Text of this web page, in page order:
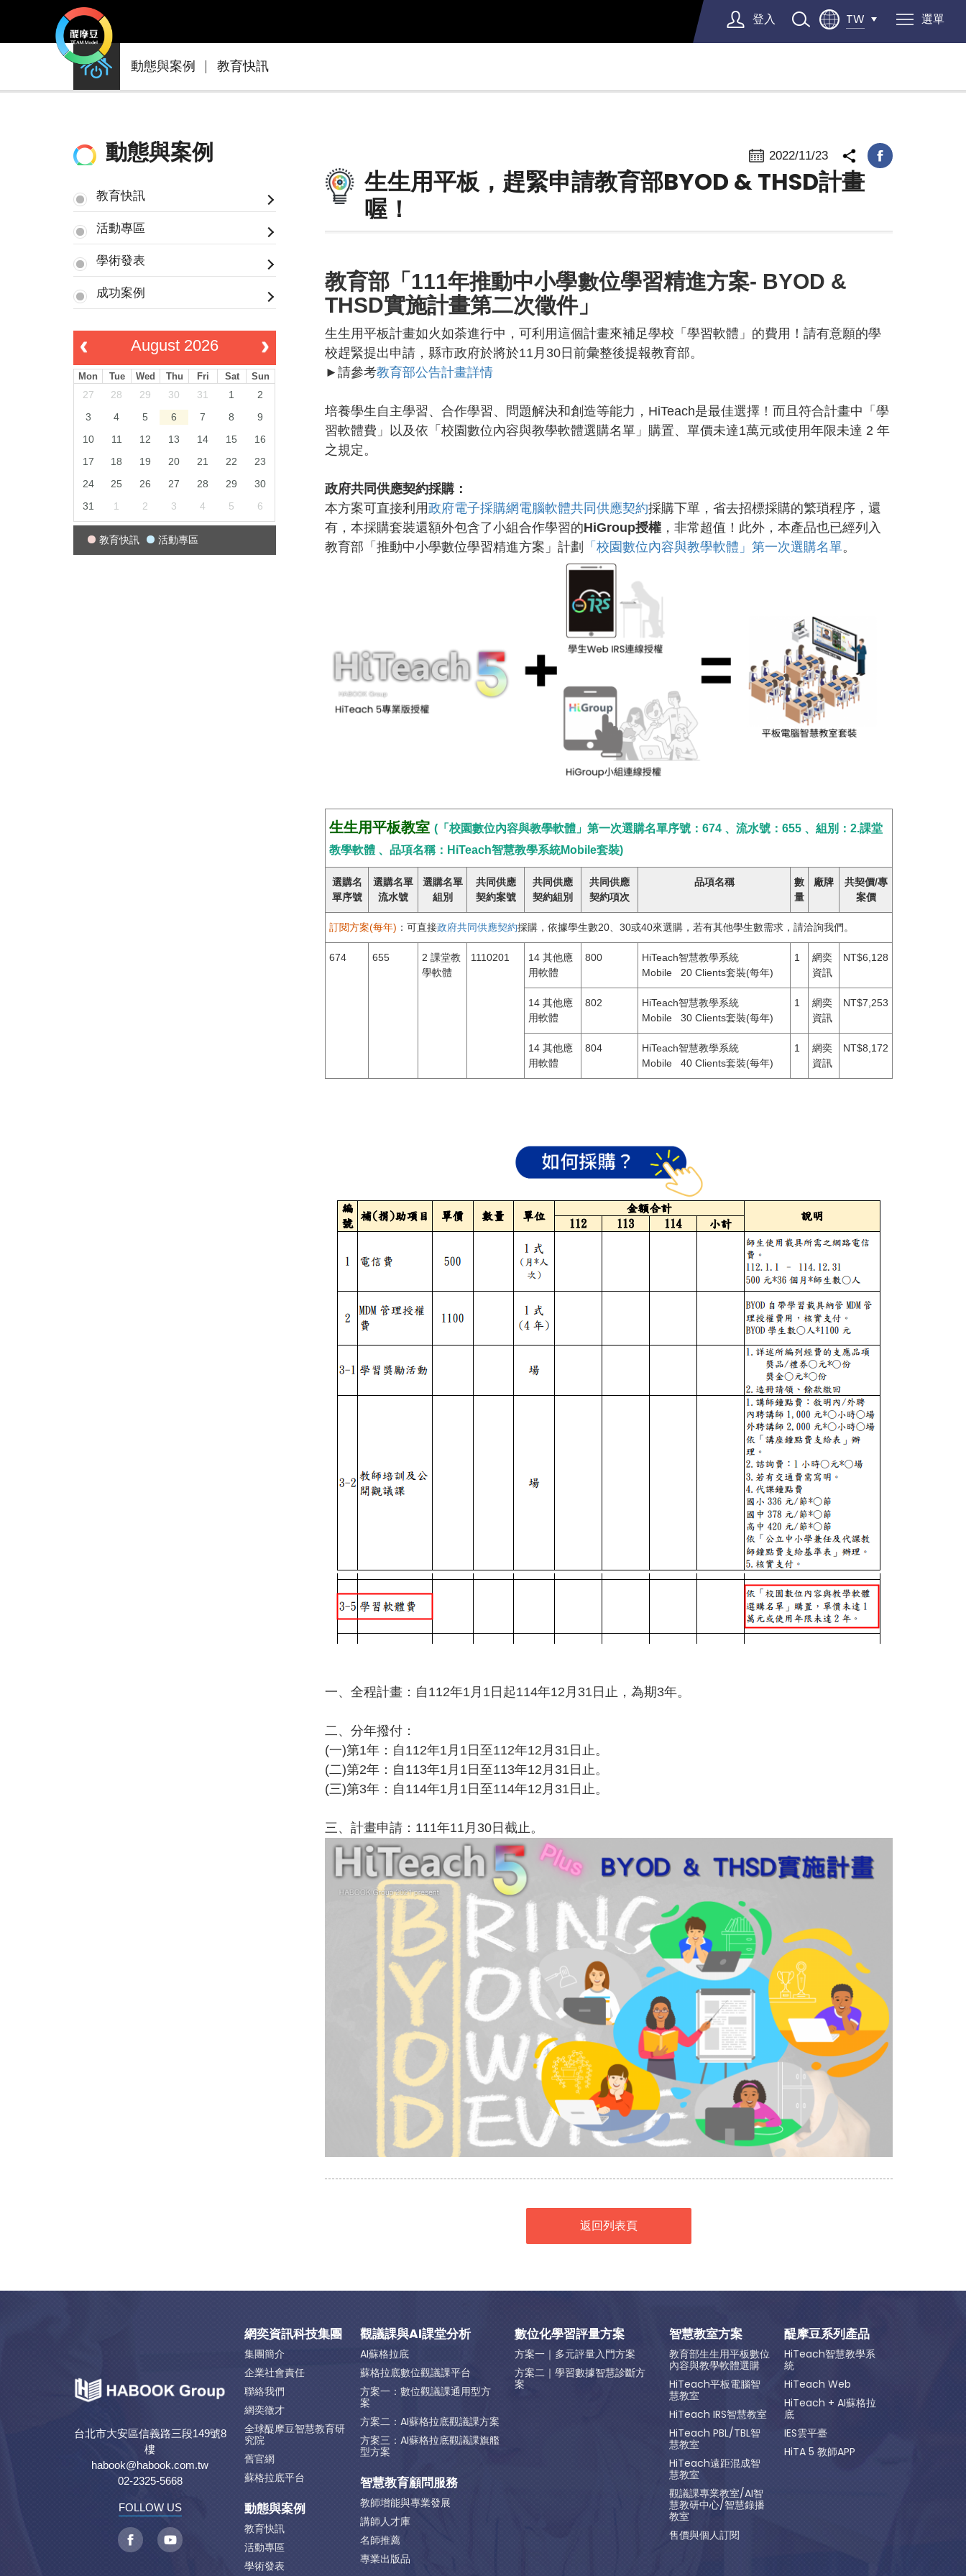
登入 TW 選單
動態與案例 教育快訊
動態與案例
教育快訊
活動專區
學術發表
成功案例
August 2026
Mon Tue Wed Thu Fri Sat Sun
27 28 29 30 31 1
2
3
4 5 6 7 8
9
10
11 12 13 14 15
16
17
18 19 20 21 22
23
24
25 26 27 28 29
30
31
1 2 3 4 5 6
教育快訊 活動專區
2022/11/23
生生用平板，趕緊申請教育部BYOD & THSD計畫
喔！
教育部「111年推動中小學數位學習精進方案- BYOD &
THSD實施計畫第二次徵件」
生生用平板計畫如火如荼進行中，可利用這個計畫來補足學校「學習軟體」的費用！請有意願的學
校趕緊提出申請，縣市政府於將於11月30日前彙整後提報教育部。
►請參考教育部公告計畫詳情
培養學生自主學習、合作學習、問題解決和創造等能力，HiTeach是最佳選擇！而且符合計畫中「學
習軟體費」以及依「校園數位內容與教學軟體選購名單」購置、單價未達1萬元或使用年限未達 2 年
之規定。
政府共同供應契約採購：
本方案可直接利用政府電子採購網電腦軟體共同供應契約採購下單，省去招標採購的繁瑣程序，還
有，本採購套裝還額外包含了小組合作學習的HiGroup授權 ，非常超值！此外，本產品也已經列入
教育部「推動中小學數位學習精進方案」計劃
「校園數位內容與教學軟體」第一次選購名單。
生生用平板教室 (「校園數位內容與教學軟體」第一次選購名單序號：674 、流水號：655 、組別：2.課堂
教學軟體 、品項名稱：HiTeach智慧教學系統Mobile套裝)
選購名
單序號
選購名單
流水號
選購名單
組別
共同供應
契約案號
共同供應
契約組別
共同供應
契約項次
品項名稱
數
量
廠牌
共契價/專
案價
訂閱方案(每年) ：可直接政府共同供應契約採購，依據學生數20、30或40來選購，若有其他學生數需求，請洽詢我們。
674 655
2 課堂教
學軟體
1110201
14 其他應
用軟體
800
HiTeach智慧教學系統
Mobile 20 Clients套裝(每年)
1
網奕
資訊
NT$6,128
14 其他應
用軟體
802
HiTeach智慧教學系統
Mobile 30 Clients套裝(每年)
1
網奕
資訊
NT$7,253
14 其他應
用軟體
804
HiTeach智慧教學系統
Mobile 40 Clients套裝(每年)
1
網奕
資訊
NT$8,172
一、全程計畫：自112年1月1日起114年12月31日止，為期3年。
二、分年撥付：
(一)第1年：自112年1月1日至112年12月31日止。
(二)第2年：自113年1月1日至113年12月31日止。
(三)第3年：自114年1月1日至114年12月31日止。
三、計畫申請：111年11月30日截止。
返回列表頁
台北市大安區信義路三段149號8
樓
habook@habook.com.tw
02-2325-5668
FOLLOW US
網奕資訊科技集團
集團簡介
企業社會責任
聯絡我們
網奕徵才
全球醍摩豆智慧教育研
究院
舊官網
蘇格拉底平台
動態與案例
教育快訊
活動專區
學術發表
觀議課與AI課堂分析
AI蘇格拉底
蘇格拉底數位觀議課平台
方案一：數位觀議課通用型方
案
方案二：AI蘇格拉底觀議課方案
方案三：AI蘇格拉底觀議課旗艦
型方案
智慧教育顧問服務
教師增能與專業發展
講師人才庫
名師推薦
專業出版品
數位化學習評量方案
方案一｜多元評量入門方案
方案二｜學習數據智慧診斷方
案
智慧教室方案
教育部生生用平板數位
內容與教學軟體選購
HiTeach平板電腦智
慧教室
HiTeach IRS智慧教室
HiTeach PBL/TBL智
慧教室
HiTeach遠距混成智
慧教室
觀議課專業教室/AI智
慧教研中心/智慧錄播
教室
售價與個人訂閱
醍摩豆系列產品
HiTeach智慧教學系
統
HiTeach Web
HiTeach + AI蘇格拉
底
IES雲平臺
HiTA 5 教師APP